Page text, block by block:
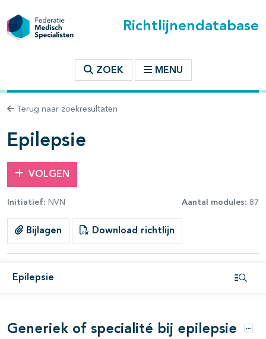
Richtlijnendatabase
ZOEK MENU
Terug naar zoekresultaten
Epilepsie
VOLGEN
Initiatief: NVN Aantal modules: 87
Bijlagen Download richtlijn
Epilepsie
binnen deze richtlijn
open- en dichtklappen
Generiek of specialité bij epilepsie